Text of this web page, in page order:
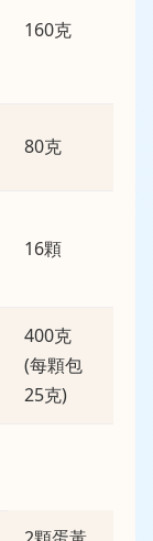
160克
80克
16顆
400克
(每顆包
25克)